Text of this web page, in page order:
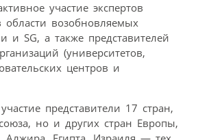
участие экспертов
области возобновляемых
и SG, а также представителей
(университетов,
центров и
представители 17 стран,
но и других стран Европы,